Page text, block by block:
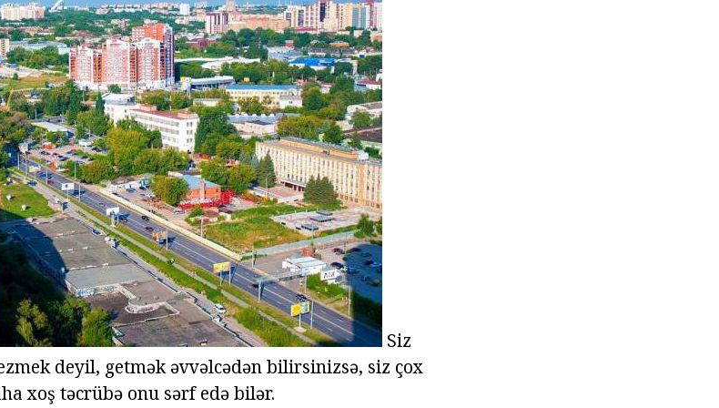
Siz
deyil, getmək əvvəlcədən bilirsinizsə, siz çox
xoş təcrübə onu sərf edə bilər.